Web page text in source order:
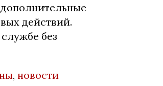
действий.
без
, новости